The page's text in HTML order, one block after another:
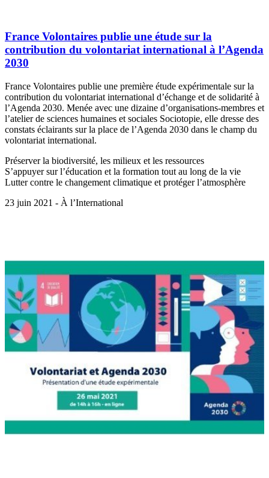
France Volontaires publie une étude sur la
contribution du volontariat international à l’Agenda
2030
France Volontaires publie une première étude expérimentale sur la
contribution du volontariat international d’échange et de solidarité à
l’Agenda 2030. Menée avec une dizaine d’organisations-membres et
l’atelier de sciences humaines et sociales Sociotopie, elle dresse des
constats éclairants sur la place de l’Agenda 2030 dans le champ du
volontariat international.
Préserver la biodiversité, les milieux et les ressources
S’appuyer sur l’éducation et la formation tout au long de la vie
Lutter contre le changement climatique et protéger l’atmosphère
23 juin 2021 - À l’International